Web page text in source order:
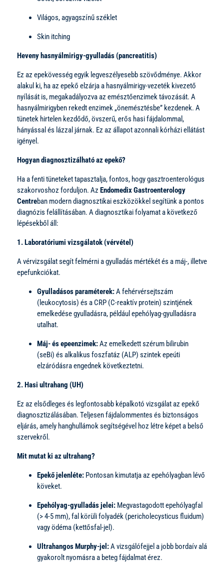
Világos, agyagszínű széklet
Skin itching
Heveny hasnyálmirigy-gyulladás (pancreatitis)
Ez az epekövesség egyik legveszélyesebb szövődménye. Akkor
alakul ki, ha az epekő elzárja a hasnyálmirigy-vezeték kivezető
nyílását is, megakadályozva az emésztőenzimek távozását. A
hasnyálmirigyben rekedt enzimek „önemésztésbe” kezdenek. A
tünetek hirtelen kezdődő, övszerű, erős hasi fájdalommal,
hányással és lázzal járnak. Ez az állapot azonnali kórházi ellátást
igényel.
Hogyan diagnosztizálható az epekő?
Ha a fenti tüneteket tapasztalja, fontos, hogy gasztroenterológus
szakorvoshoz forduljon. Az Endomedix Gastroenterology
Centreban modern diagnosztikai eszközökkel segítünk a pontos
diagnózis felállításában. A diagnosztikai folyamat a következő
lépésekből áll:
1. Laboratóriumi vizsgálatok (vérvétel)
A vérvizsgálat segít felmérni a gyulladás mértékét és a máj-, illetve
epefunkciókat.
Gyulladásos paraméterek:A fehérvérsejtszám
(leukocytosis) és a CRP (C-reaktív protein) szintjének
emelkedése gyulladásra, például epehólyag-gyulladásra
utalhat.
Máj- és epeenzimek:Az emelkedett szérum bilirubin
(seBi) és alkalikus foszfatáz (ALP) szintek epeúti
elzáródásra engednek következtetni.
2. Hasi ultrahang (UH)
Ez az elsődleges és legfontosabb képalkotó vizsgálat az epekő
diagnosztizálásában. Teljesen fájdalommentes és biztonságos
eljárás, amely hanghullámok segítségével hoz létre képet a belső
szervekről.
Mit mutat ki az ultrahang?
Epekő jelenléte: Pontosan kimutatja az epehólyagban lévő
köveket.
Epehólyag-gyulladás jelei: Megvastagodott epehólyagfal
(> 4-5 mm), fal körüli folyadék (pericholecysticus fluidum)
vagy ödéma (kettősfal-jel).
Ultrahangos Murphy-jel:A vizsgálófejjel a jobb bordaív alá
gyakorolt nyomásra a beteg fájdalmat érez.